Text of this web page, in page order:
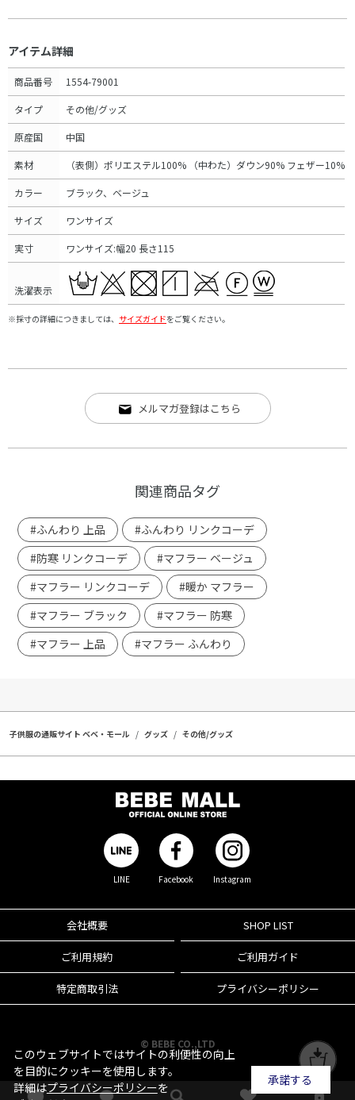
アイテム詳細
商品番号 1554-79001
タイプ その他/グッズ
原産国 中国
素材 （表側）ポリエステル100% （中わた）ダウン90% フェザー10%
カラー ブラック、ベージュ
サイズ ワンサイズ
実寸 ワンサイズ:幅20 長さ115
洗濯表示
※採寸の詳細につきましては、 サイズガイドをご覧ください。
メルマガ登録はこちら
関連商品タグ
#ふんわり 上品
#ふんわり リンクコーデ
#防寒 リンクコーデ
#マフラー ベージュ
#マフラー リンクコーデ
#暖か マフラー
#マフラー ブラック
#マフラー 防寒
#マフラー 上品
#マフラー ふんわり
子供服の通販サイト ベベ・モール グッズ その他/グッズ
LINE Facebook Instagram
会社概要 SHOP LIST
ご利用規約 ご利用ガイド
特定商取引法 プライバシーポリシー
© BEBE CO.,LTD
このウェブサイトではサイトの利便性の向上
を目的にクッキーを使用します。
詳細はプライバシーポリシーを
承諾する